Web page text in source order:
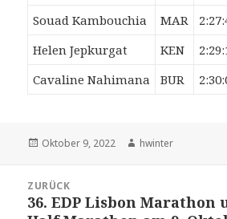
Souad Kambouchia
MAR
Helen Jepkurgat
KEN
Cavaline Nahimana
BUR
Veröffentlicht
Oktober 9, 2022 Autor
hwinter
Navigation
ZURÜCK
Vorheriger
36. EDP Lisbon Marathon